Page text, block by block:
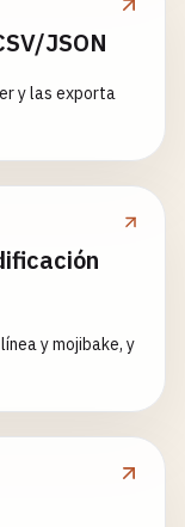
JSON
y las exporta
y mojibake, y